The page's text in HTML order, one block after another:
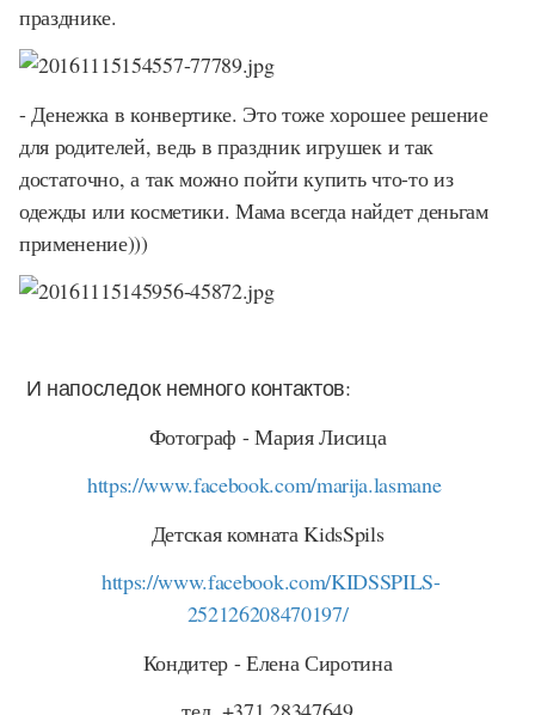
празднике.
- Денежка в конвертике. Это тоже хорошее решение
для родителей, ведь в праздник игрушек и так
достаточно, а так можно пойти купить что-то из
одежды или косметики. Мама всегда найдет деньгам
применение)))
И напоследок немного контактов:
Фотограф - Мария Лисица
https://www.facebook.com/marija.lasmane
Детская комната KidsSpils
https://www.facebook.com/KIDSSPILS-
252126208470197/
Кондитер - Елена Сиротина